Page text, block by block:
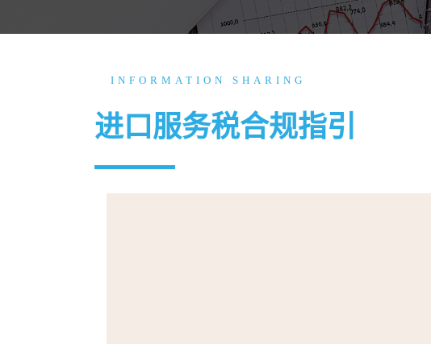
INFORMATION SHARING
进口服务税合规指引